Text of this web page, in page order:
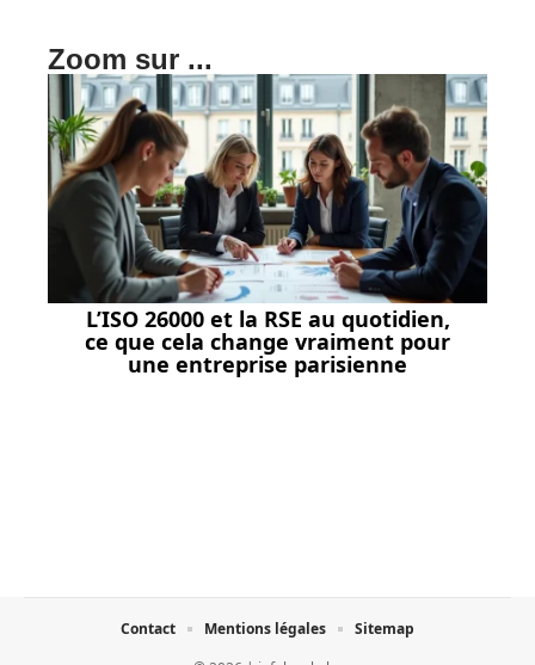
Zoom sur ...
L’ISO 26000 et la RSE au quotidien,
ce que cela change vraiment pour
une entreprise parisienne
Contact Mentions légales Sitemap